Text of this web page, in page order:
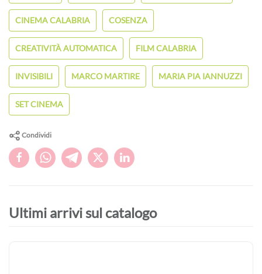
CINEMA CALABRIA COSENZA
CREATIVITÀ AUTOMATICA FILM CALABRIA
INVISIBILI MARCO MARTIRE MARIA PIA IANNUZZI
SET CINEMA
Condividi
Ultimi arrivi sul catalogo